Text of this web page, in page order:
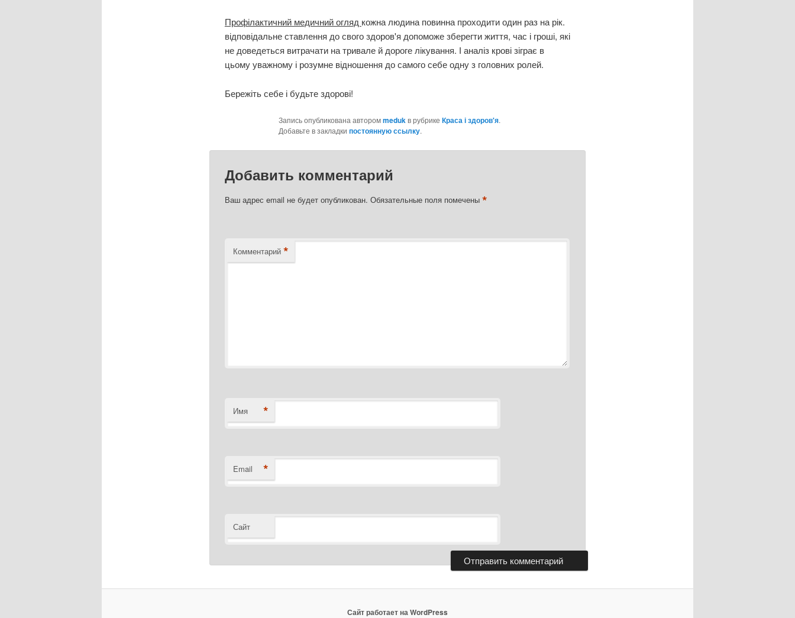
Профілактичний медичний огляд кожна людина повинна проходити один раз на рік.
відповідальне ставлення до свого здоров'я допоможе зберегти життя, час і гроші, які
не доведеться витрачати на тривале й дороге лікування. І аналіз крові зіграє в
цьому уважному і розумне відношення до самого себе одну з головних ролей.
Бережіть себе і будьте здорові!
Запись опубликована авторомmedukв рубрике Краса і здоров'я.
Добавьте в закладки постоянную ссылку.
Добавить комментарий
Ваш адрес email не будет опубликован. Обязательные поля помечены *
Комментарий *
Имя *
Email *
Сайт
Сайт работает на WordPress